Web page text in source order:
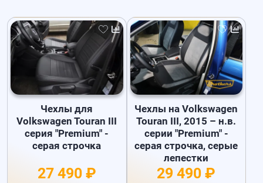
Чехлы для
Volkswagen Touran III
серия "Premium" -
серая строчка
27 490 ₽
Чехлы на Volkswagen
Touran III, 2015 – н.в.
серии "Premium" -
серая строчка, серые
лепестки
29 490 ₽